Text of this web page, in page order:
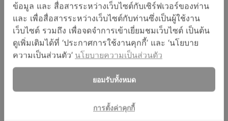
ยาที่ระบุให้รับประทานก่อนอาหาร ควรรับประทานก่อนการรับ
ประทานอาหารอย่างน้อย 30 นาที หรือช่วงที่ท้องยังว่าง ทั้งนี้ก็
เพื่อประสิทธิภาพสูงสุดในการออกฤทธิ์ของตัวยา เพราะขณะ
ท้องว่างไม่มีอาหารใดๆ จะเป็นสภาวะที่ยากลุ่มนี้ถูกดูดซึมได้ดี
ที่สุดและตัวยาจะไม่ถูกกรดทำลาย
ตัวอย่างยาที่ต้องรับประทานก่อนอาหาร
ยาลดกรดและเคลือบแผลในกระเพาะอาหาร
ยาปฏิชีวนะบางตัว เช่น Azithromycin, Dicloxacillin,
ข้อมูล และ สื่อสารระหว่างเว็บไซต์กับเซิร์ฟเวอร์ของท่าน
และ เพื่อสื่อสารระหว่างเว็บไซต์กับท่านซึ่งเป็นผู้ใช้งาน
เว็บไซต์ รวมถึง เพื่อจดจำการเข้าเยี่ยมชมเว็บไซต์ เป็นต้น
ดูเพิ่มเติมได้ที่ ‘ประกาศการใช้งานคุกกี้’ และ ‘นโยบาย
ความเป็นส่วนตัว’ นโยบายความเป็นส่วนตัว
ยอมรับทั้งหมด
การตั้งค่าคุกกี้